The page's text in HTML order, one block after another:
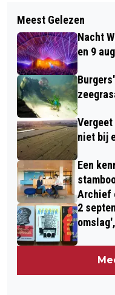
Meest Gelezen
Nacht
en 9
niet bij
Een
Archief
2